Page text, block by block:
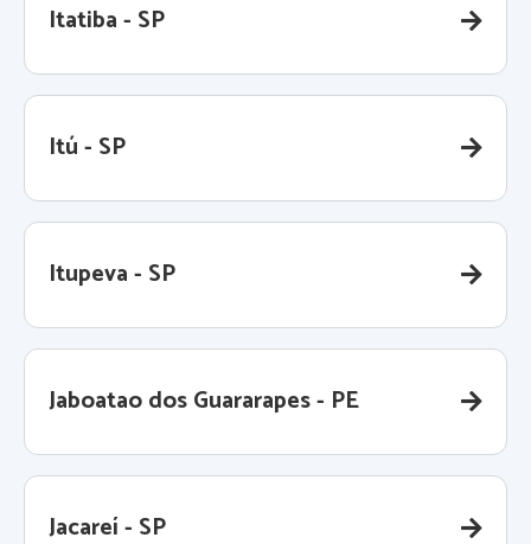
Itatiba - SP
Itú - SP
Itupeva - SP
Jaboatao dos Guararapes - PE
Jacareí - SP